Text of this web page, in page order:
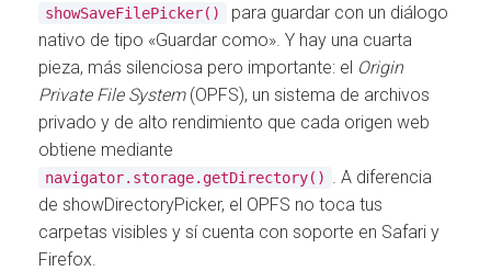
showSaveFilePicker()
para guardar con un diálogo
nativo de tipo «Guardar como». Y hay una cuarta
pieza, más silenciosa pero importante: el Origin
Private File System(OPFS), un sistema de archivos
privado y de alto rendimiento que cada origen web
obtiene mediante
navigator.storage.getDirectory()
. A diferencia
de showDirectoryPicker, el OPFS no toca tus
carpetas visibles y sí cuenta con soporte en Safari y
Firefox.